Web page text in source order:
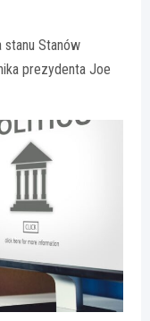
stanu Stanów
prezydenta Joe